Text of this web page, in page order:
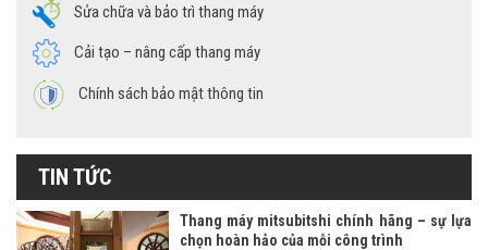
Sửa chữa và bảo trì thang máy
Cải tạo – nâng cấp thang máy
Chính sách bảo mật thông tin
TIN TỨC
Thang máy mitsubitshi chính hãng – sự lựa
chọn hoàn hảo của mỗi công trình